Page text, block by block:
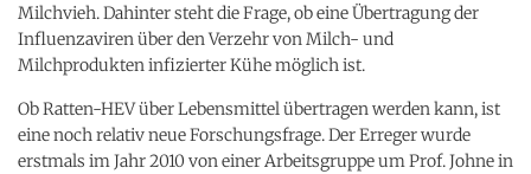
Milchvieh. Dahinter steht die Frage, ob eine Übertragung der
Influenzaviren über den Verzehr von Milch- und
Milchprodukten infizierter Kühe möglich ist.
Ob Ratten-HEV über Lebensmittel übertragen werden kann, ist
eine noch relativ neue Forschungsfrage. Der Erreger wurde
erstmals im Jahr 2010 von einer Arbeitsgruppe um Prof. Johne in